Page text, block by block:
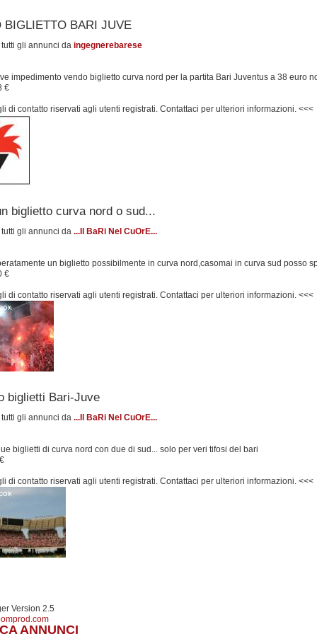
BIGLIETTO BARI JUVE
gli annunci da ingegnerebarese
impedimento vendo biglietto curva nord per la partita Bari Juventus a 38 euro
€
di contatto riservati agli utenti registrati. Contattaci per ulteriori informazioni. <<<
biglietto curva nord o sud...
gli annunci da ...Il BaRi Nel CuOrE...
un biglietto possibilmente in curva nord,casomai in curva sud posso
€
di contatto riservati agli utenti registrati. Contattaci per ulteriori informazioni. <<<
biglietti Bari-Juve
gli annunci da ...Il BaRi Nel CuOrE...
biglietti di curva nord con due di sud... solo per veri tifosi del bari
di contatto riservati agli utenti registrati. Contattaci per ulteriori informazioni. <<<
Version 2.5
ANNUNCI